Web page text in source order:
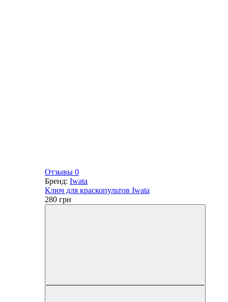
Отзывы 0
Бренд: Iwata
Ключ для краскопультов Iwata
280 грн